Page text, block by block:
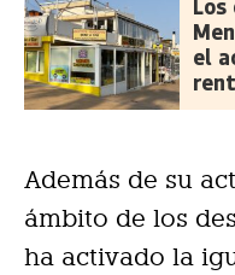
el
Además de su
ámbito de los
ha activado la